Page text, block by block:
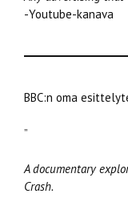
-Youtube-kanava
BBC:n oma
”
A documentary
Crash.